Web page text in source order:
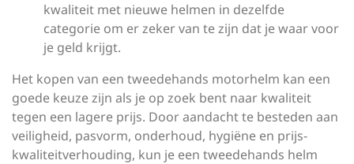
kwaliteit met nieuwe helmen in dezelfde
categorie om er zeker van te zijn dat je waar voor
je geld krijgt.
Het kopen van een tweedehands motorhelm kan een
goede keuze zijn als je op zoek bent naar kwaliteit
tegen een lagere prijs. Door aandacht te besteden aan
veiligheid, pasvorm, onderhoud, hygiëne en prijs-
kwaliteitverhouding, kun je een tweedehands helm